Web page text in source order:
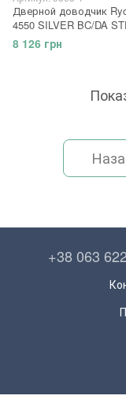
Дверной доводчик
4550 SILVER BC/DA
EN 2-7+
8 126 грн
+38 063